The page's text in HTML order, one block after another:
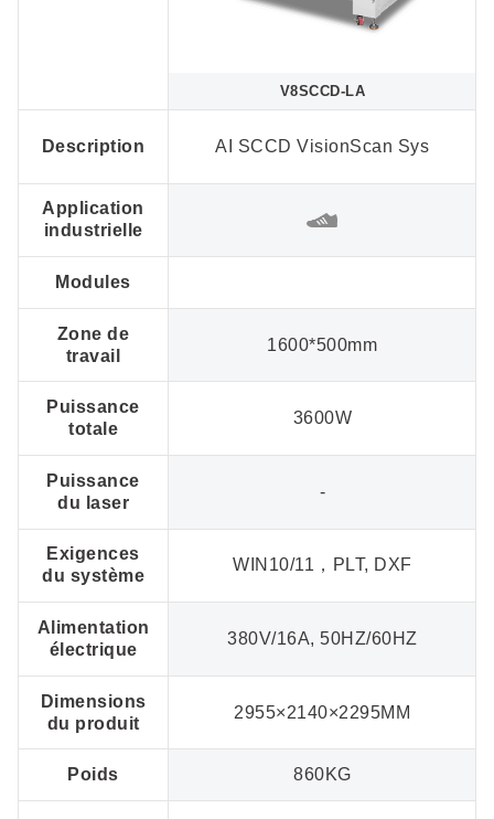
Description
Application
industrielle
Modules
Zone de
travail
Puissance
totale
Puissance
du laser
Exigences
du système
Alimentation
électrique
Dimensions
du produit
Poids
V8SCCD-LA
AI SCCD VisionScan Sys
1600*500mm
3600W
-
WIN10/11，PLT, DXF
380V/16A, 50HZ/60HZ
2955×2140×2295MM
860KG